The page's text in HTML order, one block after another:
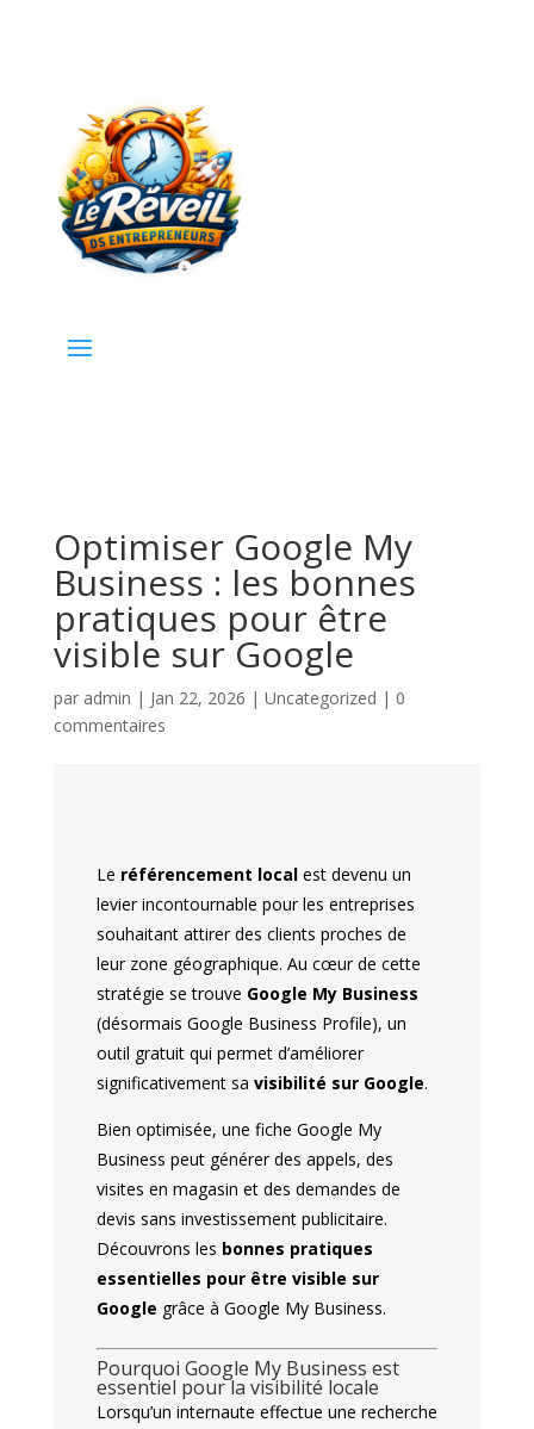
Optimiser Google My
Business : les bonnes
pratiques pour être
visible sur Google
par admin | Jan 22, 2026 | Uncategorized | 0
commentaires
Le référencement localest devenu un
levier incontournable pour les entreprises
souhaitant attirer des clients proches de
leur zone géographique. Au cœur de cette
stratégie se trouve Google My Business
(désormais Google Business Profile), un
outil gratuit qui permet d’améliorer
significativement sa visibilité sur Google.
Bien optimisée, une fiche Google My
Business peut générer des appels, des
visites en magasin et des demandes de
devis sans investissement publicitaire.
Découvrons les bonnes pratiques
essentielles pour être visible sur
Google grâce à Google My Business.
Pourquoi Google My Business est
essentiel pour la visibilité locale
Lorsqu’un internaute effectue une recherche